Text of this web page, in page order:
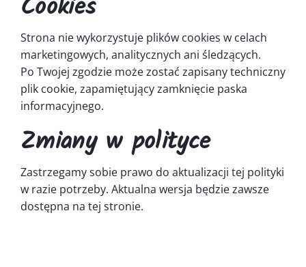
Strona nie wykorzystuje plików cookies w celach
marketingowych, analitycznych ani śledzących.
Po Twojej zgodzie może zostać zapisany techniczny
plik cookie, zapamiętujący zamknięcie paska
informacyjnego.
Zmiany w polityce
Zastrzegamy sobie prawo do aktualizacji tej polityki
w razie potrzeby. Aktualna wersja będzie zawsze
dostępna na tej stronie.